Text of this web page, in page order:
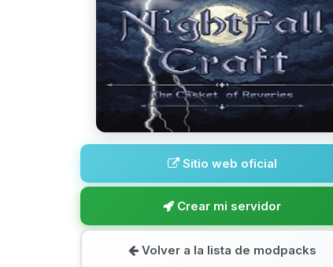
Sitio web oficial
Crear mi servidor
Volver a la lista de modpacks